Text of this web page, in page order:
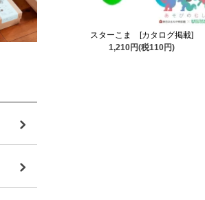
スターこま [カタログ掲載]
1,210円(税110円)